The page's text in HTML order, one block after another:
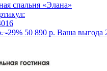
спальня «Элана»
-29% 50 890 р. Ваша выгода